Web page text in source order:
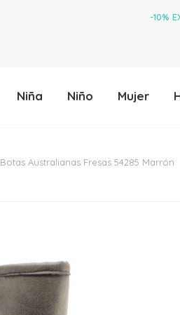
-10%
Niña Niño Mujer
Botas Australianas Fresas 54285 Marrón